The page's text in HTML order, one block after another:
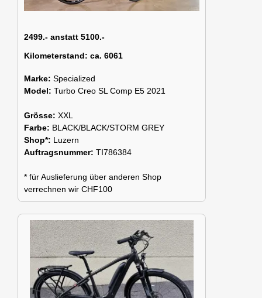
2499.- anstatt 5100.-
Kilometerstand: ca. 6061
Marke: Specialized
Model: Turbo Creo SL Comp E5 2021
Grösse: XXL
Farbe: BLACK/BLACK/STORM GREY
Shop*: Luzern
Auftragsnummer: TI786384
* für Auslieferung über anderen Shop
verrechnen wir CHF100